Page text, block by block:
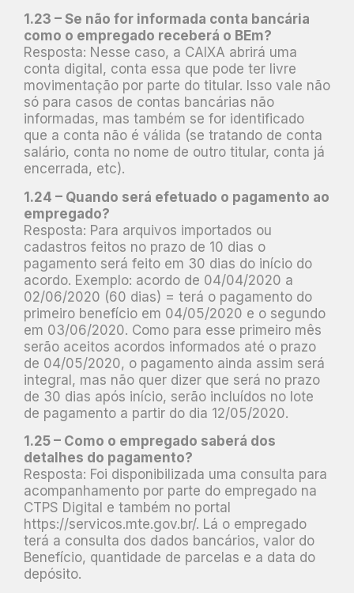
1.23 – Se não for informada conta bancária
como o empregado receberá o BEm?
Resposta: Nesse caso, a CAIXA abrirá uma
conta digital, conta essa que pode ter livre
movimentação por parte do titular. Isso vale não
só para casos de contas bancárias não
informadas, mas também se for identificado
que a conta não é válida (se tratando de conta
salário, conta no nome de outro titular, conta já
encerrada, etc).
1.24 – Quando será efetuado o pagamento ao
empregado?
Resposta: Para arquivos importados ou
cadastros feitos no prazo de 10 dias o
pagamento será feito em 30 dias do início do
acordo. Exemplo: acordo de 04/04/2020 a
02/06/2020 (60 dias) = terá o pagamento do
primeiro benefício em 04/05/2020 e o segundo
em 03/06/2020. Como para esse primeiro mês
serão aceitos acordos informados até o prazo
de 04/05/2020, o pagamento ainda assim será
integral, mas não quer dizer que será no prazo
de 30 dias após início, serão incluídos no lote
de pagamento a partir do dia 12/05/2020.
1.25 – Como o empregado saberá dos
detalhes do pagamento?
Resposta: Foi disponibilizada uma consulta para
acompanhamento por parte do empregado na
CTPS Digital e também no portal
https://servicos.mte.gov.br/. Lá o empregado
terá a consulta dos dados bancários, valor do
Benefício, quantidade de parcelas e a data do
depósito.